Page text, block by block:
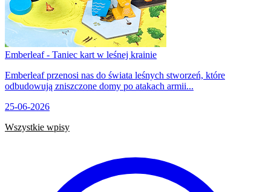
Emberleaf - Taniec kart w leśnej krainie
Emberleaf przenosi nas do świata leśnych stworzeń, które
odbudowują zniszczone domy po atakach armii...
25-06-2026
Wszystkie wpisy